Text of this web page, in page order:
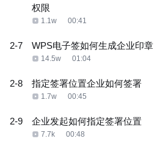
权限
1.1w 00:41
2-7 WPS电子签如何生成企业印章
14.5w 01:04
2-8 指定签署位置企业如何签署
1.7w 00:45
2-9 企业发起如何指定签署位置
7.7k 00:48